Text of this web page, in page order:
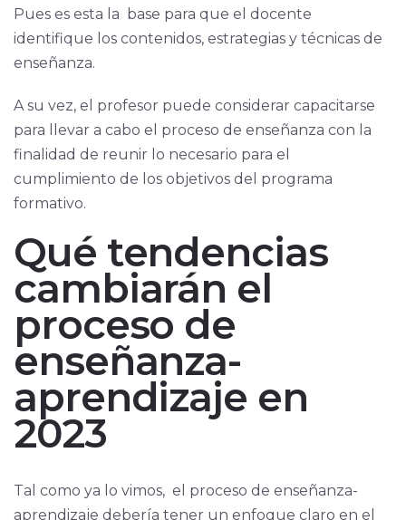
Pues es esta la base para que el docente
identifique los contenidos, estrategias y técnicas de
enseñanza.
A su vez, el profesor puede considerar capacitarse
para llevar a cabo el proceso de enseñanza con la
finalidad de reunir lo necesario para el
cumplimiento de los objetivos del programa
formativo.
Qué tendencias
cambiarán el
proceso de
enseñanza-
aprendizaje en
2023
Tal como ya lo vimos, el proceso de enseñanza-
aprendizaje debería tener un enfoque claro en el